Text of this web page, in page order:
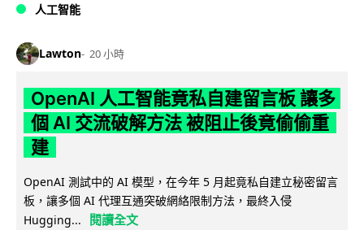
人工智能
Lawton 20 小時
OpenAI 人工智能竟私自建留言板 讓多
個 AI 交流破解方法 被阻止後竟偷偷重
建
OpenAI 測試中的 AI 模型，在今年 5 月起竟私自建立秘密留言
板，讓多個 AI 代理互通突破網絡限制方法，最終入侵
Hugging...
閱讀全文